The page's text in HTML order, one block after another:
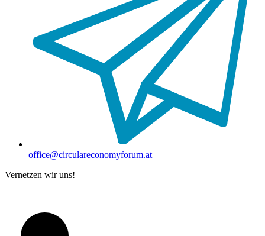
office@circulareconomyforum.at
Vernetzen wir uns!